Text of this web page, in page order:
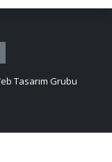
Tasarım Grubu